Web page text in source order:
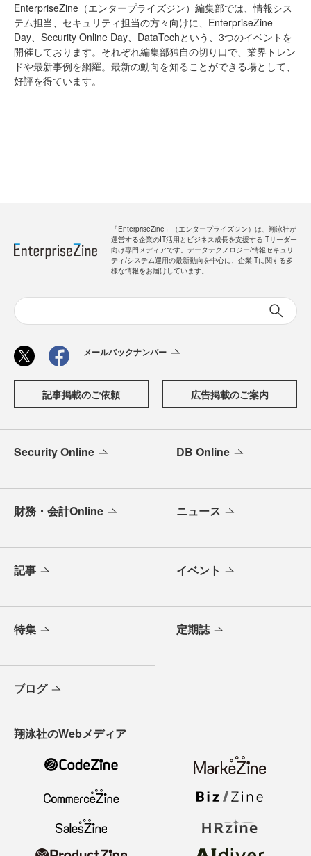
EnterpriseZine（エンタープライズジン）編集部では、情報シス
テム担当、セキュリティ担当の方々向けに、EnterpriseZine
Day、Security Online Day、DataTechという、3つのイベントを
開催しております。それぞれ編集部独自の切り口で、業界トレン
ドや最新事例を網羅。最新の動向を知ることができる場として、
好評を得ています。
「EnterpriseZine」（エンタープライズジン）は、翔泳社が
運営する企業のIT活用とビジネス成長を支援するITリーダー
向け専門メディアです。データテクノロジー/情報セキュリ
ティ/システム運用の最新動向を中心に、企業ITに関する多
様な情報をお届けしています。
メールバックナンバー
記事掲載のご依頼 広告掲載のご案内
Security Online DB Online
財務・会計Online ニュース
記事 イベント
特集 定期誌
ブログ
翔泳社のWebメディア